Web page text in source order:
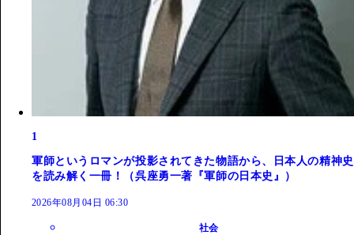
1
軍師というロマンが投影されてきた物語から、日本人の精神史
を読み解く一冊！（呉座勇一著『軍師の日本史』）
2026年08月04日 06:30
社会